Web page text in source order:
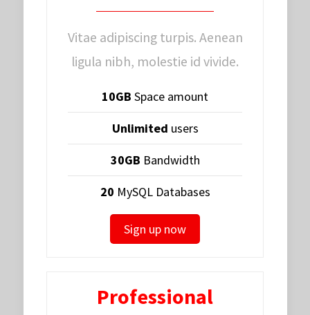
Vitae adipiscing turpis. Aenean
ligula nibh, molestie id vivide.
10GB Space amount
Unlimited users
30GB Bandwidth
20 MySQL Databases
Sign up now
Professional